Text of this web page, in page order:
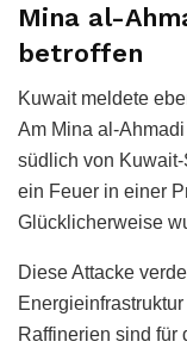
Mina al-
betroffen
Kuwait meldete
Am Mina al-
südlich von
ein Feuer in einer
Glücklicherweise
Diese Attacke
Raffinerien sind für